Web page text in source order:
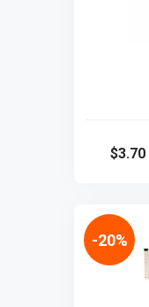
$3.70
-20%